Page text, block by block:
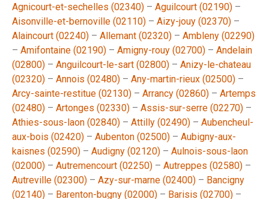
Agnicourt-et-sechelles (02340) – Aguilcourt (02190) –
Aisonville-et-bernoville (02110) – Aizy-jouy (02370) –
Alaincourt (02240) – Allemant (02320) – Ambleny (02290)
– Amifontaine (02190) – Amigny-rouy (02700) – Andelain
(02800) – Anguilcourt-le-sart (02800) – Anizy-le-chateau
(02320) – Annois (02480) – Any-martin-rieux (02500) –
Arcy-sainte-restitue (02130) – Arrancy (02860) – Artemps
(02480) – Artonges (02330) – Assis-sur-serre (02270) –
Athies-sous-laon (02840) – Attilly (02490) – Aubencheul-
aux-bois (02420) – Aubenton (02500) – Aubigny-aux-
kaisnes (02590) – Audigny (02120) – Aulnois-sous-laon
(02000) – Autremencourt (02250) – Autreppes (02580) –
Autreville (02300) – Azy-sur-marne (02400) – Bancigny
(02140) – Barenton-bugny (02000) – Barisis (02700) –